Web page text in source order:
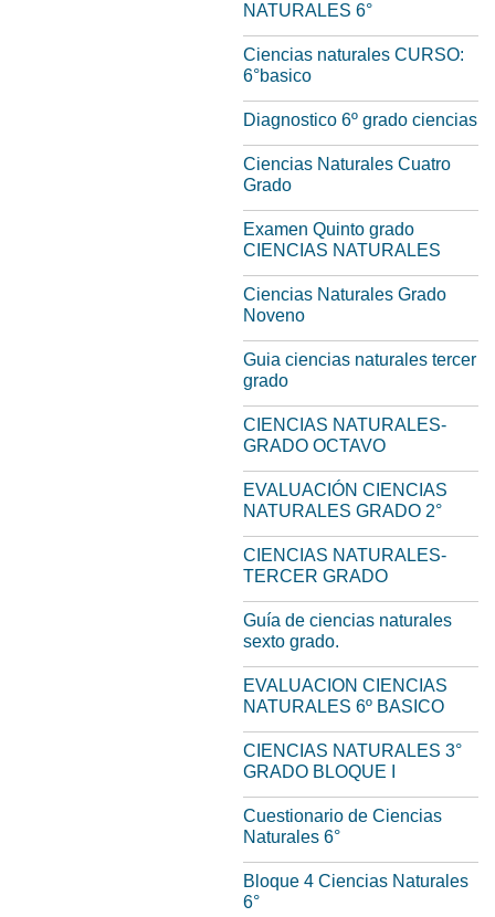
NATURALES 6°
Ciencias naturales CURSO:
6°basico
Diagnostico 6º grado ciencias
Ciencias Naturales Cuatro
Grado
Examen Quinto grado
CIENCIAS NATURALES
Ciencias Naturales Grado
Noveno
Guia ciencias naturales tercer
grado
CIENCIAS NATURALES-
GRADO OCTAVO
EVALUACIÓN CIENCIAS
NATURALES GRADO 2°
CIENCIAS NATURALES-
TERCER GRADO
Guía de ciencias naturales
sexto grado.
EVALUACION CIENCIAS
NATURALES 6º BASICO
CIENCIAS NATURALES 3°
GRADO BLOQUE I
Cuestionario de Ciencias
Naturales 6°
Bloque 4 Ciencias Naturales
6°